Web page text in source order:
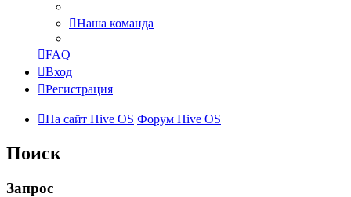
Наша команда
FAQ
Вход
Регистрация
На сайт Hive OS Форум Hive OS
Поиск
Запрос